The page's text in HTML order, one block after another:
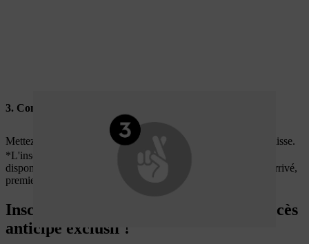
3. Commandez très rapidement
Mettez la main sur cette édition limitée avant qu'elle ne disparaisse.
*L'inscription ne donne pas droit à l'achat. La machine a une
disponibilité limitée. La vente se fait sous le concept premier arrivé,
premier servi.
Inscrivez-vous pour bénéficier d'un accès
anticipé exclusif !